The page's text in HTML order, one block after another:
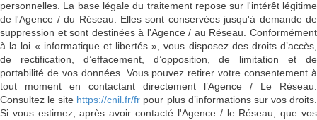
personnelles. La base légale du traitement repose sur l'intérêt légitime
de l'Agence / du Réseau. Elles sont conservées jusqu'à demande de
suppression et sont destinées à l'Agence / au Réseau. Conformément
à la loi « informatique et libertés », vous disposez des droits d’accès,
de rectification, d’effacement, d’opposition, de limitation et de
portabilité de vos données. Vous pouvez retirer votre consentement à
tout moment en contactant directement l’Agence / Le Réseau.
Consultez le site https://cnil.fr/fr pour plus d’informations sur vos droits.
Si vous estimez, après avoir contacté l'Agence / le Réseau, que vos